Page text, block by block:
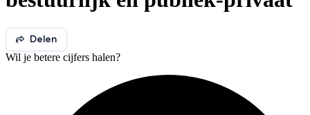
Delen
Wil je betere cijfers halen?